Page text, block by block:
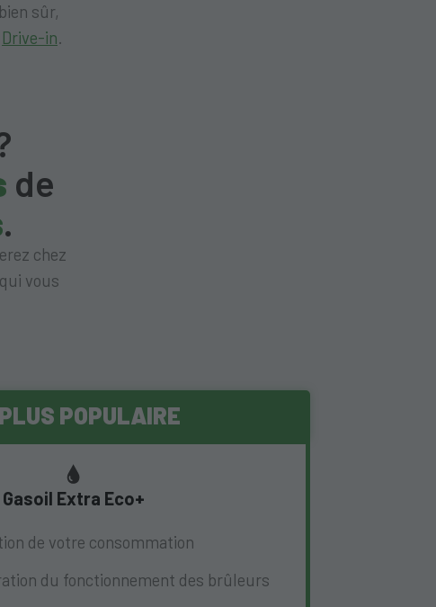
sûr,
Drive-in.
de
.
chez
vous
POPULAIRE
Gasoil Extra Eco+
de votre consommation
du fonctionnement des brûleurs